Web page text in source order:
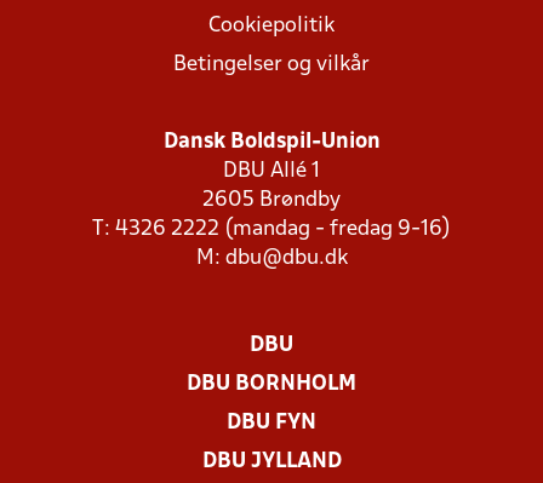
Cookiepolitik
Betingelser og vilkår
Dansk Boldspil-Union
DBU Allé 1
2605 Brøndby
T: 4326 2222 (mandag - fredag 9-16)
M: dbu@dbu.dk
DBU
DBU BORNHOLM
DBU FYN
DBU JYLLAND